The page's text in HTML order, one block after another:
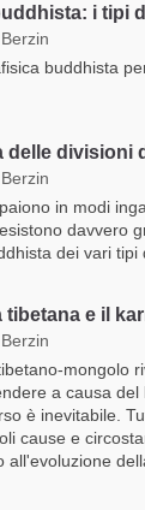
i tipi
buddhista
delle divisioni
in modi
davvero
dei vari tipi
tibetana e il
mongolo
a causa
è inevitabile.
cause e
all'evoluzione